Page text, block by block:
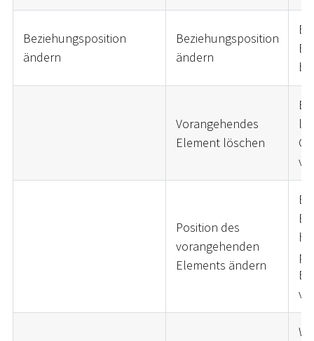
Beziehungsposition
ändern
Beziehungsposition
ändern
Vorangehendes
Element löschen
Position des
vorangehenden
Elements ändern